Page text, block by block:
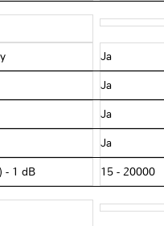
Ja
Ja
Ja
Ja
- 1 dB 15 - 20000